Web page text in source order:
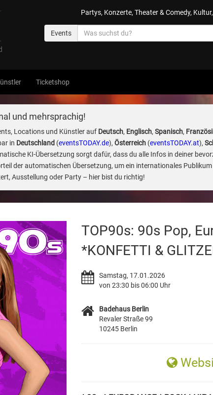
Partys, Konzerte, Theater & Comedy,
Events
Ticketshop
und mehrsprachig!
Locations und Künstler auf Deutsch, Englisch, Spanisch,
in Deutschland (eventsTODAY.de), Österreich(eventsTODAY.at),
KI-Übersetzung sorgt dafür, dass du alle Infos in deiner
der automatischen Übersetzung, um ein internationales Publikum
Ausstellung oder Party – hier bist du richtig!
TOP90s: 90s Pop,
*KONFETTI &
Samstag, 17.01.2026
von 23:30 bis 06:00 Uhr
Badehaus Berlin
Revaler Straße 99
10245 Berlin